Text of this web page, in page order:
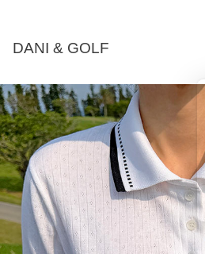
DANI & GOLF